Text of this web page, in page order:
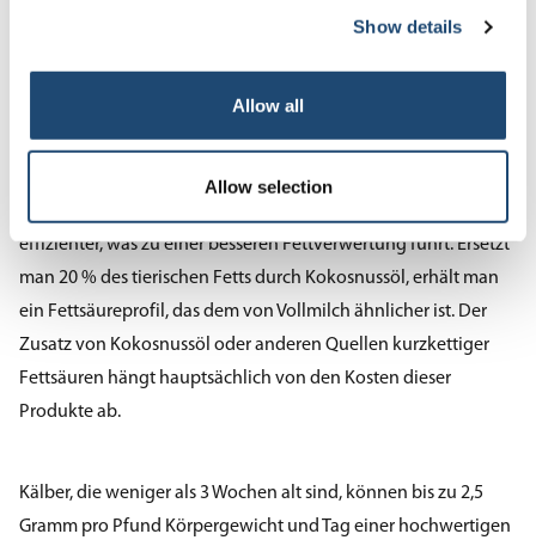
Show details
Allow all
Allow selection
die Verwendung eines Nippels zumindest während dieses
Ein Teil der Hauptfettquelle kann durch eine Quelle
kurzkettiger Fettsäuren wie Kokosnussöl ersetzt werden.
effizienter, was zu einer besseren Fettverwertung führt. Ersetzt
man 20 % des tierischen Fetts durch Kokosnussöl, erhält man
ein Fettsäureprofil, das dem von Vollmilch ähnlicher ist. Der
Zusatz von Kokosnussöl oder anderen Quellen kurzkettiger
Fettsäuren hängt hauptsächlich von den Kosten dieser
Produkte ab.
Kälber, die weniger als 3 Wochen alt sind, können bis zu 2,5
Gramm pro Pfund Körpergewicht und Tag einer hochwertigen